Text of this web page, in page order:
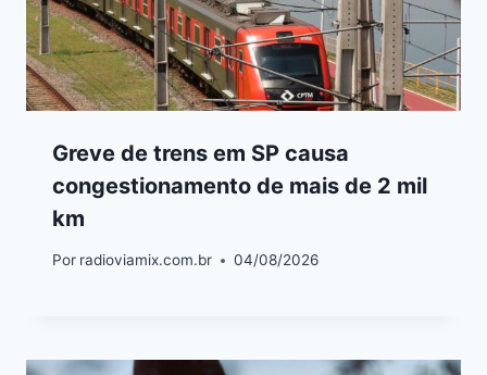
Greve de trens em SP causa
congestionamento de mais de 2 mil
km
Por radioviamix.com.br 04/08/2026